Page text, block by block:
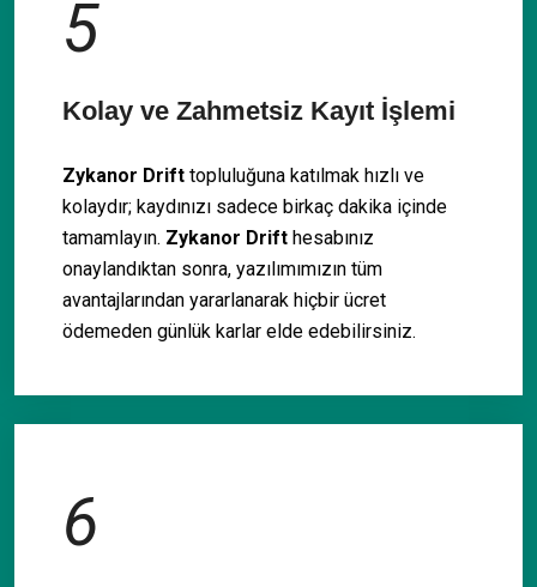
5
Kolay ve Zahmetsiz Kayıt İşlemi
Zykanor Drift topluluğuna katılmak hızlı ve
kolaydır; kaydınızı sadece birkaç dakika içinde
tamamlayın. Zykanor Drift hesabınız
onaylandıktan sonra, yazılımımızın tüm
avantajlarından yararlanarak hiçbir ücret
ödemeden günlük karlar elde edebilirsiniz.
6